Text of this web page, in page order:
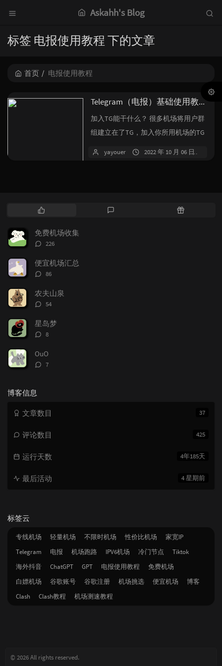
Askahh's Blog
标签 电报使用教程 下的文章
首页 电报使用教程
Telegram（电报）基础使用教程
加入TG能干什么？ 很多机场将用户群
组建立在了TG，加入你所用机场的TG
yayouer 2022 年 10 月 06 日
热
文
章
随
免费机场收集
评
数：
226
便宜机场汇总
评
数：
86
农夫山泉
评
数：
54
星岛梦
评
数：
8
OuO
评
7
博客信息
37
文章数目
425
评论数目
4年185天
运行天数
4 星期前
最后活动
标签云
专线机场 轻量机场 不限时机场 性价比机场
家宽IP
Telegram
电报 机场跑路 IPV6机场 冷门节点
Tiktok
海外抖音
ChatGPT GPT 电报使用教程
免费机场
白嫖机场
谷歌账号 谷歌注册 机场挑选 便宜机场
博客
Clash
Clash教程 机场测速教程
© 2026 All rights reserved.